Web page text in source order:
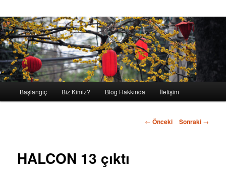
Birincil
Başlangıç Biz Kimiz? Blog Hakkında İletişim
← Önceki Sonraki →
HALCON 13 çıktı